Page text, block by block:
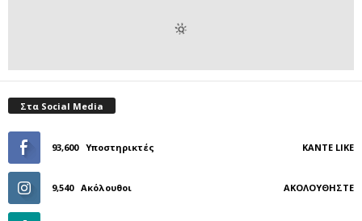
Στα Social Media
93,600 Υποστηρικτές ΚΆΝΤΕ LIKE
9,540 Ακόλουθοι ΑΚΟΛΟΥΘΉΣΤΕ